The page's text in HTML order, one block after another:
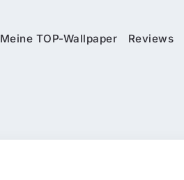
Meine TOP-Wallpaper Reviews